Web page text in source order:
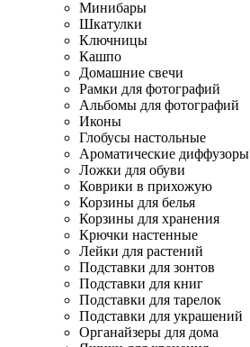
Минибары
Шкатулки
Ключницы
Кашпо
Домашние свечи
Рамки для фотографий
Альбомы для фотографий
Иконы
Глобусы настольные
Ароматические диффузоры
Ложки для обуви
Коврики в прихожую
Корзины для белья
Корзины для хранения
Крючки настенные
Лейки для растений
Подставки для зонтов
Подставки для книг
Подставки для тарелок
Подставки для украшений
Органайзеры для дома